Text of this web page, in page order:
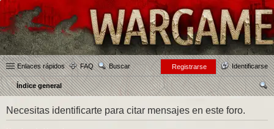
Enlaces rápidos FAQ Buscar Identificarse
Registrarse
Índice general
Necesitas identificarte para citar mensajes en este foro.